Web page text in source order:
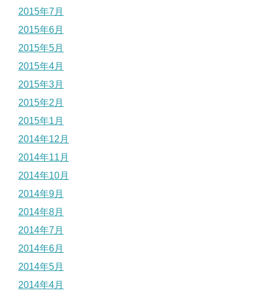
2015年7月
2015年6月
2015年5月
2015年4月
2015年3月
2015年2月
2015年1月
2014年12月
2014年11月
2014年10月
2014年9月
2014年8月
2014年7月
2014年6月
2014年5月
2014年4月